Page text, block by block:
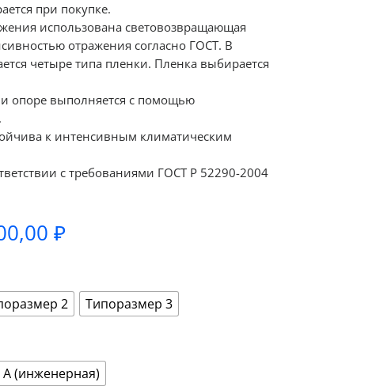
при покупке.
использована световозвращающая
отражения согласно ГОСТ. В
четыре типа пленки. Пленка выбирается
опоре выполняется с помощью
к интенсивным климатическим
с требованиями ГОСТ Р 52290-2004
₽Диапазон
–
4000,00 ₽
2 Типоразмер 3
А (инженерная)